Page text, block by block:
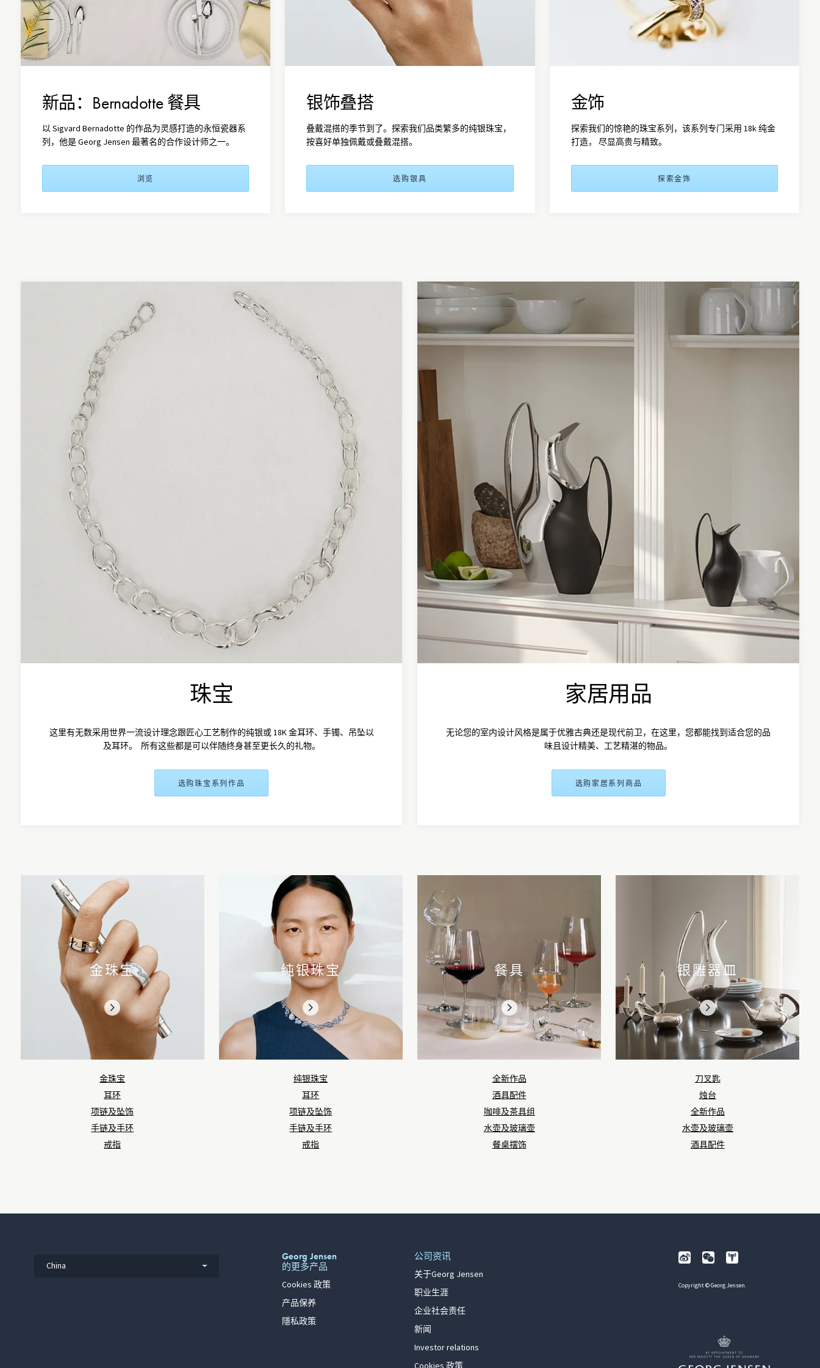
新品：Bernadotte 餐具
以 Sigvard Bernadotte 的作品为灵感打造的永恒瓷器系
列，他是 Georg Jensen 最著名的合作设计师之一。
浏览
银饰叠搭
叠戴混搭的季节到了。探索我们品类繁多的纯银珠宝，
按喜好单独佩戴或叠戴混搭。
选购银具
金饰
探索我们的惊艳的珠宝系列，该系列专门采用 18k 纯金
打造， 尽显高贵与精致。
探索金饰
珠宝
这里有无数采用世界一流设计理念跟匠心工艺制作的纯银或 18K 金耳环、手镯、吊坠以
及耳环。 所有这些都是可以伴随终身甚至更长久的礼物。
选购珠宝系列作品
家居用品
无论您的室内设计风格是属于优雅古典还是现代前卫，在这里，您都能找到适合您的品
味且设计精美、工艺精湛的物品。
选购家居系列商品
金珠宝
金珠宝
耳环
项链及坠饰
手链及手环
戒指
纯银珠宝
纯银珠宝
耳环
项链及坠饰
手链及手环
戒指
餐具
全新作品
酒具配件
咖啡及茶具组
水壶及玻璃壶
餐桌摆饰
银雕器皿
刀叉匙
烛台
全新作品
水壶及玻璃壶
酒具配件
China
Georg Jensen
的更多产品
Cookies 政策
产品保养
隱私政策
公司资讯
关于Georg Jensen
职业生涯
企业社会责任
新闻
Investor relations
Cookies 政策
Copyright © Georg Jensen.